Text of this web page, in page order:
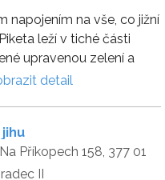
napojením na vše, co jižní
leží v tiché části
upravenou zelení a
detail
jihu
Příkopech 158, 377 01
II